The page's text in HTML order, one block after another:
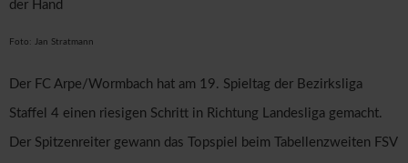
Foto: Jan Stratmann
Der FC Arpe/Wormbach hat am 19. Spieltag der Bezirksliga
Staffel 4 einen riesigen Schritt in Richtung Landesliga gemacht.
Der Spitzenreiter gewann das Topspiel beim Tabellenzweiten FSV